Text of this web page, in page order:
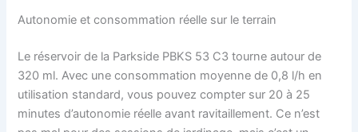
Autonomie et consommation réelle sur le terrain
Le réservoir de la Parkside PBKS 53 C3 tourne autour de
320 ml. Avec une consommation moyenne de 0,8 l/h en
utilisation standard, vous pouvez compter sur 20 à 25
minutes d’autonomie réelle avant ravitaillement. Ce n’est